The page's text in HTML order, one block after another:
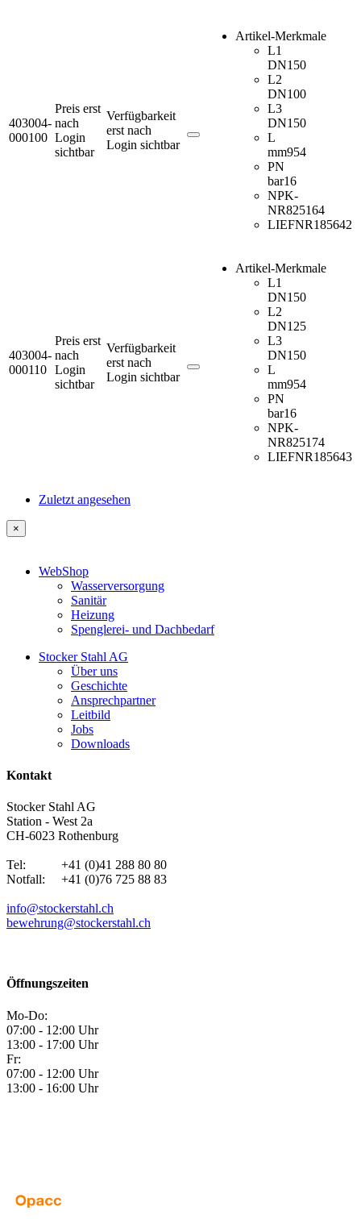
403004-
000100
Preis erst
nach
Login
sichtbar
Verfügbarkeit
erst nach
Login sichtbar
Artikel-Merkmale
L1
DN150
L2
DN100
L3
DN150
L
mm954
PN
bar16
NPK-
NR825164
LIEFNR185642
403004-
000110
Preis erst
nach
Login
sichtbar
Verfügbarkeit
erst nach
Login sichtbar
Artikel-Merkmale
L1
DN150
L2
DN125
L3
DN150
L
mm954
PN
bar16
NPK-
NR825174
LIEFNR185643
Zuletzt angesehen
×
WebShop
Wasserversorgung
Sanitär
Heizung
Spenglerei- und Dachbedarf
Stocker Stahl AG
Über uns
Geschichte
Ansprechpartner
Leitbild
Jobs
Downloads
Kontakt
Stocker Stahl AG
Station - West 2a
CH-6023 Rothenburg
Tel: +41 (0)41 288 80 80
Notfall: +41 (0)76 725 88 83
info@stockerstahl.ch
bewehrung@stockerstahl.ch
Öffnungszeiten
Mo-Do:
07:00 - 12:00 Uhr
13:00 - 17:00 Uhr
Fr:
07:00 - 12:00 Uhr
13:00 - 16:00 Uhr